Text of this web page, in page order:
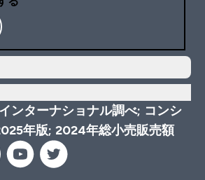
ンターナショナル調べ; コンシ
年版; 2024年総小売販売額